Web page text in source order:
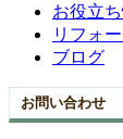
お役立
リフォ
ブログ
お問い合わせ